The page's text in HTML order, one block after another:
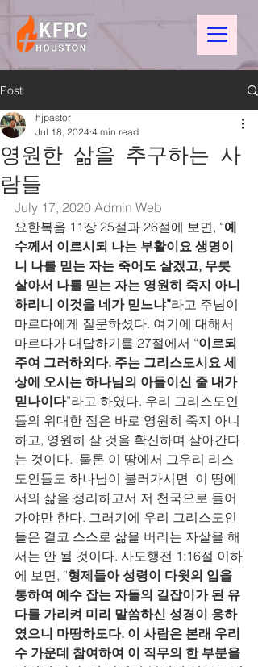
Post
영원한 삶을 추구하는 사
람들
hjpastor
Jul 18, 2024 4 min read
July 17, 2020 Admin Web
요한복음 11장 25절과 26절에 보면, “예
수께서 이르시되 나는 부활이요 생명이
니 나를 믿는 자는 죽어도 살겠고, 무릇
살아서 나를 믿는 자는 영원히 죽지 아니
하리니 이것을 네가 믿느냐”라고 주님이
마르다에게 질문하셨다. 여기에 대해서
마르다가 대답하기를 27절에서 “이르되
주여 그러하외다. 주는 그리스도시요 세
상에 오시는 하나님의 아들이신 줄 내가
믿나이다”라고 하였다. 우리 그리스도인
들의 위대한 점은 바로 영원히 죽지 아니
하고, 영원히 살 것을 확신하며 살아간다
는 것이다.  물론 이 땅에서 그우리 리스
도인들도 하나님이 불러가시면  이 땅에
서의 삶을 정리하고서 저 천국으로 들어
가야만 한다. 그러기에 우리 그리스도인
들은 결코 스스로 삶을 버리는 자살을 해
서는 안 될 것이다. 사도행전 1:16절 이하
에 보면, “형제들아 성령이 다윗의 입을
통하여 예수 잡는 자들의 길잡이가 된 유
다를 가리켜 미리 말씀하신 성경이 응하
였으니 마땅하도다. 이 사람은 본래 우리
수 가운데 참여하여 이 직무의 한 부분을